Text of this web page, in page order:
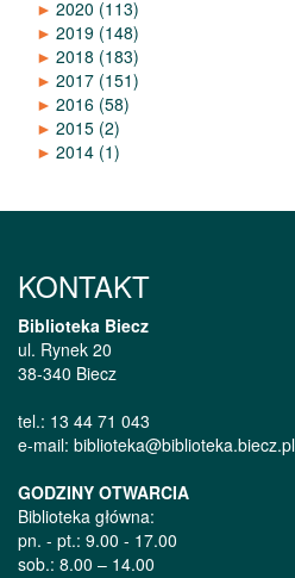
► 2020 (113)
► 2019 (148)
► 2018 (183)
► 2017 (151)
► 2016 (58)
► 2015 (2)
► 2014 (1)
KONTAKT
Biblioteka Biecz
ul. Rynek 20
38-340 Biecz
tel.: 13 44 71 043
e-mail: biblioteka@biblioteka.biecz.pl
GODZINY OTWARCIA
Biblioteka główna:
pn. - pt.: 9.00 - 17.00
sob.: 8.00 – 14.00